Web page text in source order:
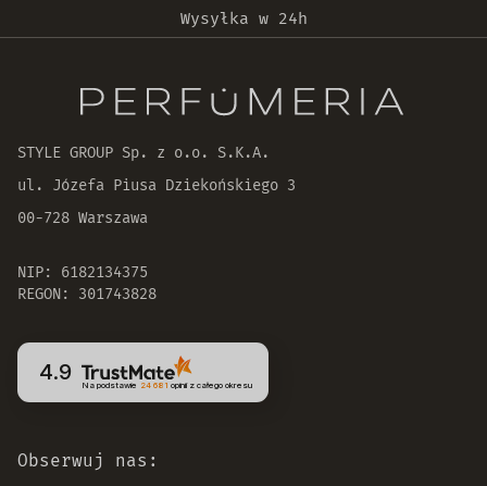
Wysyłka w 24h
30 dni na zwrot zamówienia
STYLE GROUP Sp. z o.o. S.K.A.
ul. Józefa Piusa Dziekońskiego 3
00-728 Warszawa
NIP: 6182134375
REGON: 301743828
4.9
Na podstawie 24 681 opinii z całego okresu
Obserwuj nas: